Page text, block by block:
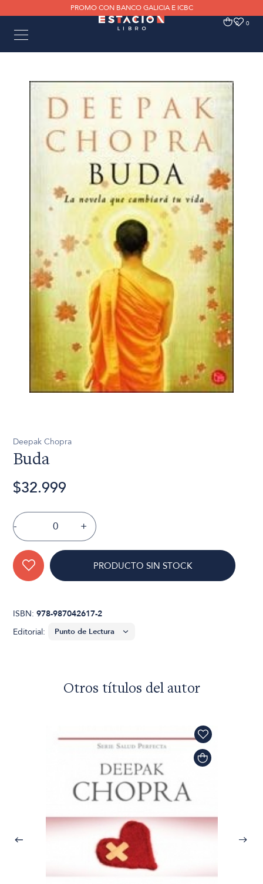
PROMO CON BANCO GALICIA E ICBC
0 0
Deepak Chopra
Buda
$32.999
- +
PRODUCTO SIN STOCK
ISBN:978-987042617-2
Editorial:
Otros títulos del autor